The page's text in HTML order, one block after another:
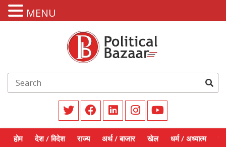
होम देश / विदेश राज्य अर्थ / बाजार खेल धर्म / अध्यात्म
MENU